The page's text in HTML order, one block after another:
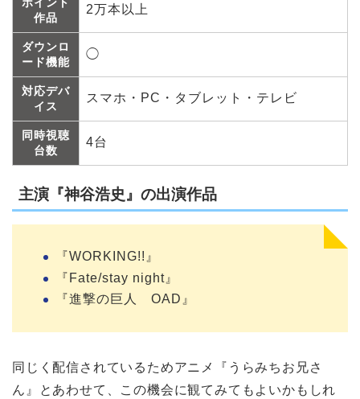
作品
2万本以上
ダウンロ
ード機能
◯
対応デバ
イス
スマホ・PC・タブレット・テレビ
同時視聴
台数
4台
主演『神谷浩史』の出演作品
『WORKING!!』
『Fate/stay night』
『進撃の巨人 OAD』
同じく配信されているためアニメ『うらみちお兄さ
ん』とあわせて、この機会に観てみてもよいかもしれ